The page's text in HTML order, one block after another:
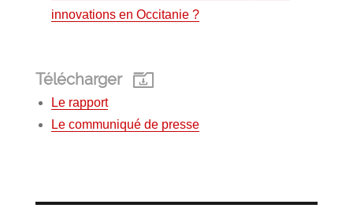
innovations en Occitanie ?
Télécharger
Le rapport
Le communiqué de presse